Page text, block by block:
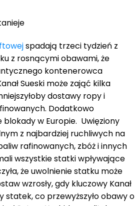
spadają trzeci tydzień z
z rosnącymi obawami, że
kontenerowca
Sueski może zająć kilka
dostawy ropy i
Dodatkowo
w Europie. Uwięziony
z najbardziej ruchliwych na
rafinowanych, zbóż i innych
wszystkie statki wpływające
że ​​uwolnienie statku może
wzrosły, gdy kluczowy Kanał
statek, co przewyższyło obawy o